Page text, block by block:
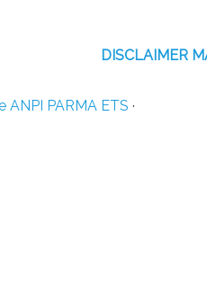
DISCLAIMER
PARMA ETS ·